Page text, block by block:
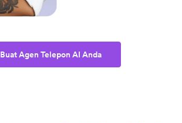
Buat Agen Telepon AI Anda